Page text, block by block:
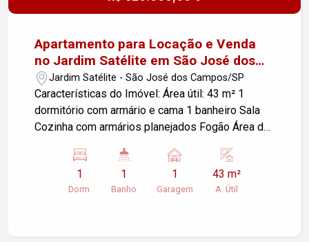
Apartamento para Locação e Venda
no Jardim Satélite em São José dos
Campos
Jardim Satélite - São José dos Campos/SP
Características do Imóvel: Área útil: 43 m² 1
dormitório com armário e cama 1 banheiro Sala
Cozinha com armários planejados Fogão Área de
Diferenciais: Imóvel funcional e bem distribuído
Ideal para solteiro ou casal Ótima localização no
Jardim Satélite Próximo a comércios, serviços e
1
Dorm.
1
Banho
1
Garagem
43 m²
A. Útil